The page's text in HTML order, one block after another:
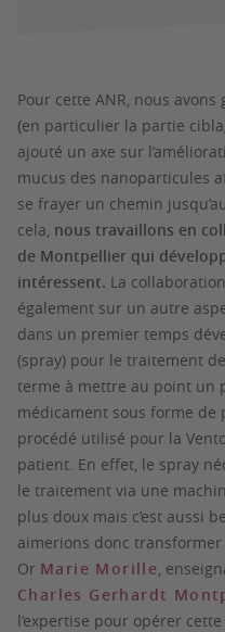
Pour cette ANR, nous avons
(en particulier la partie
ajouté un axe sur
mucus des nanoparticules
se frayer un chemin
cela, nous travaillons en
de Montpellier qui
intéressent. La
également sur un autre
dans un premier temps
(spray) pour le traitement
terme à mettre au point un
médicament sous forme de
procédé utilisé pour la
patient. En effet, le spray
le traitement via une
plus doux mais c’est aussi
aimerions donc
Or Marie Morille,
Charles Gerhardt
l’expertise pour opérer